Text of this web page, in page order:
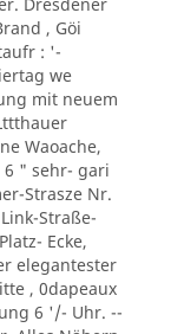
Dresdener
, Göi
: '-
we
mit neuem
Waoache,
" sehr- gari
Strasze Nr.
Straße-
Ecke,
elegantester
, 0dapeaux
6 '/- Uhr. --